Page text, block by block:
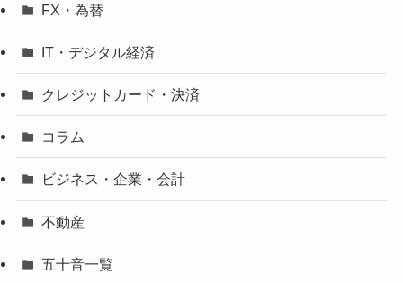
FX・為替
IT・デジタル経済
クレジットカード・決済
コラム
ビジネス・企業・会計
不動産
五十音一覧